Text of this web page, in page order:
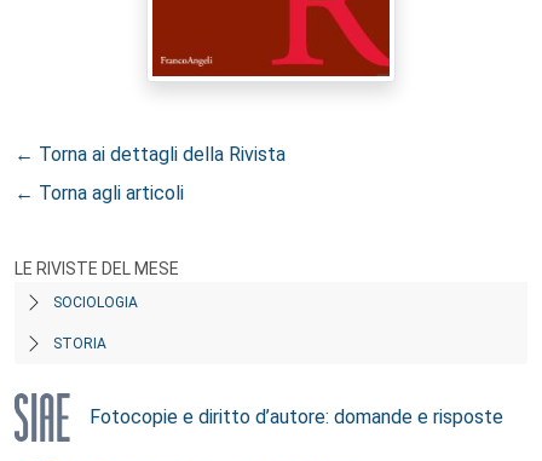
← Torna ai dettagli della Rivista
← Torna agli articoli
LE RIVISTE DEL MESE
SOCIOLOGIA
STORIA
Fotocopie e diritto d’autore: domande e risposte